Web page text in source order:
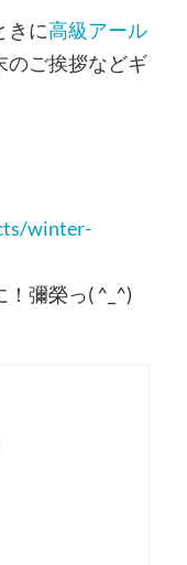
きに高級アール
のご挨拶などギ
winter-
彌榮っ( ^_^)